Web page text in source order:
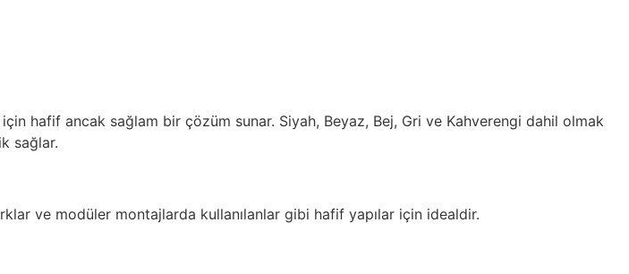
için hafif ancak sağlam bir çözüm sunar. Siyah, Beyaz, Bej, Gri ve Kahverengi dahil olmak
sağlar.
ve modüler montajlarda kullanılanlar gibi hafif yapılar için idealdir.